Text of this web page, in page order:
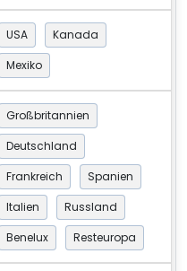
USA
Kanada
Mexiko
Großbritannien
Deutschland
Frankreich
Spanien
Italien
Russland
Benelux
Resteuropa